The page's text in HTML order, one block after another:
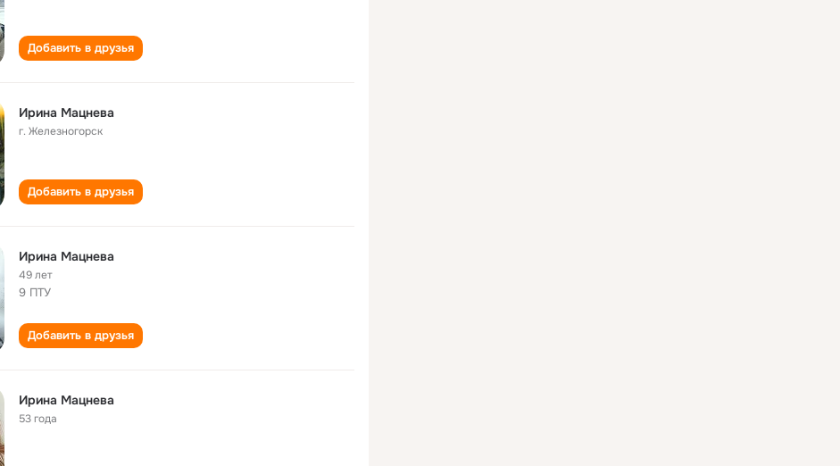
Добавить в друзья
Ирина Мацнева
г. Железногорск
Добавить в друзья
Ирина Мацнева
49 лет
9 ПТУ
Добавить в друзья
Ирина Мацнева
53 года